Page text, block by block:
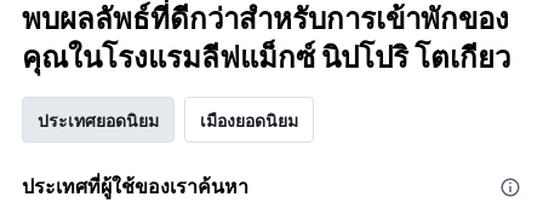
พบผลลัพธ์ที่ดีกว่าสำหรับการเข้าพักของ
คุณในโรงแรมลีฟแม็กซ์ นิปโปริ โตเกียว
ประเทศยอดนิยม เมืองยอดนิยม
ประเทศที่ผู้ใช้ของเราค้นหา